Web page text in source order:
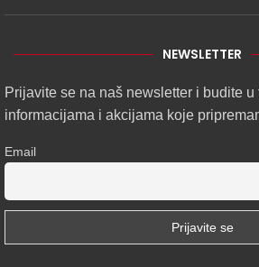
NEWSLETTER
Prijavite se na naš newsletter i budite
informacijama i akcijama koje
Email